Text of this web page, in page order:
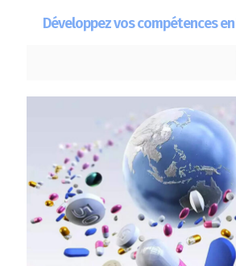
Développez vos compétences